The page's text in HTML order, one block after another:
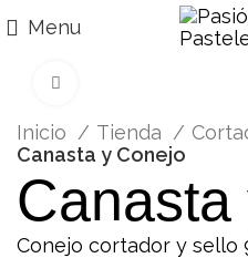
Menu
Inicio Tienda
Canasta y Conejo
Conejo cortador y sello